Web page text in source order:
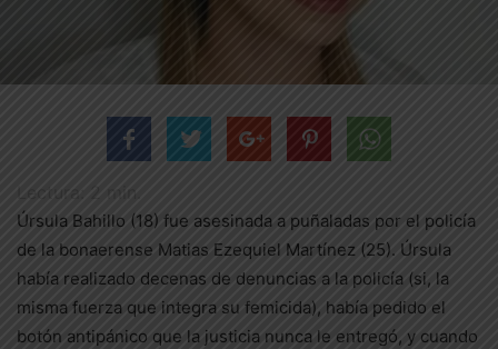
Úrsula Bahillo (18) fue asesinada a puñaladas por el policía
de la bonaerense Matias Ezequiel Martínez (25). Úrsula
había realizado decenas de denuncias a la policía (si, la
misma fuerza que integra su femicida), había pedido el
botón antipánico que la justicia nunca le entregó, y cuando